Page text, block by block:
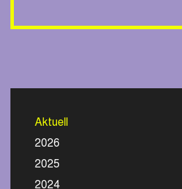
Aktuell
2026
2025
2024